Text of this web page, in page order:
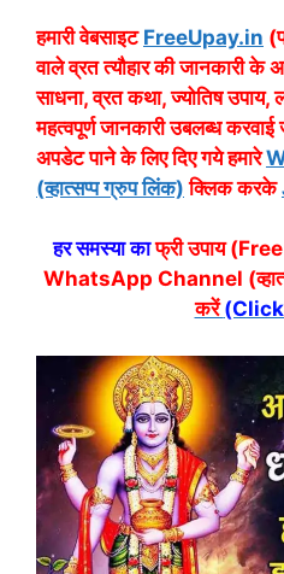
हमारी वेबसाइट FreeUpay.in
वाले व्रत त्यौहार की जानकारी के
साधना, व्रत कथा, ज्योतिष उपाय,
महत्वपूर्ण जानकारी उबलब्ध करवाई
अपडेट पाने के लिए दिए गये हमारे
(व्हात्सप्प ग्रुप लिंक) क्लिक करके
हर समस्या काफ्री उपाय
WhatsApp Channel
करें